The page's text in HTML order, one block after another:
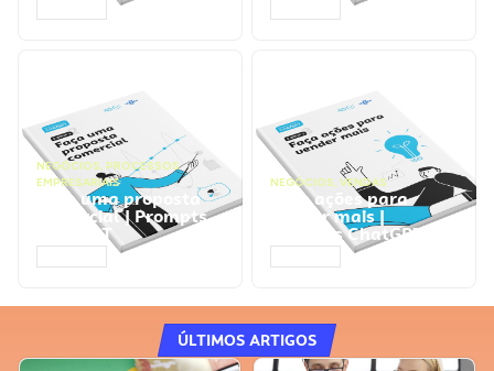
NEGÓCIOS, PROCESSOS
EMPRESARIAIS
Faça uma proposta
comercial | Prompts
ChatGPT
NEGÓCIOS, VENDAS
Faça ações para
vender mais |
Prompts ChatGPT
ÚLTIMOS ARTIGOS